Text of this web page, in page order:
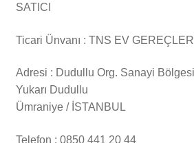
Sipariş Takibi
S.S.S.
SATICI
Ticari Ünvanı : TNS EV
Adresi : Dudullu Org. Sanayi
Yukarı Dudullu
Ümraniye / İSTANBUL
Telefon : 0850 441 20 44